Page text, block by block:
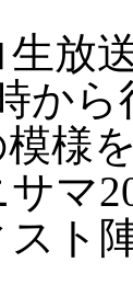
放
か
様
マ
スト